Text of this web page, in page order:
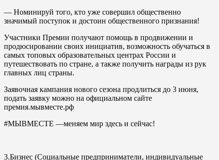
— Номинируй того, кто уже совершил общественно
значимый поступок и достоин общественного признания!
Участники Премии получают помощь в продвижении и
продюсировании своих инициатив, возможность обучаться в
самых топовых образовательных центрах России и
путешествовать по стране, а также получить награды из рук
главных лиц страны.
Заявочная кампания нового сезона продлиться до 3 июня,
подать заявку можно на официальном сайте
премия.мывместе.рф
#МЫВМЕСТЕ —меняем мир здесь и сейчас!
3.Бизнес (Социальные предприниматели, индивидуальные